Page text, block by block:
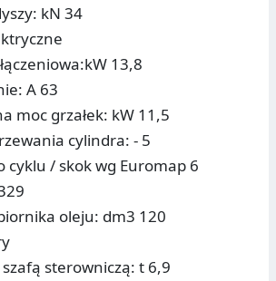
kN 34
13,8
A 63
moc grzałek: kW 11,5
cylindra: - 5
cyklu / skok wg Euromap 6
oleju: dm3 120
sterowniczą: t 6,9